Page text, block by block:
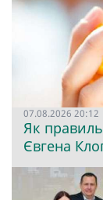
07.08.2026 20:12
Як
Євгена